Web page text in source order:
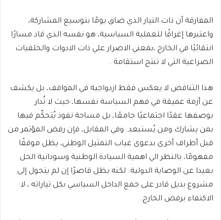
المفارقة أن ذات التيار الذي ضاق يومًا بتوسيع المشاركة،
واعتبرها إغراقًا للعملية السياسية، هو نفسه الذي قاد مسارًا
انتقائيًا في الخارج ،بمعني الاصرار علي ذات الادوات والخلفيات
الصراعية التي لا تنتج استقامة .
هذا التناقض لا يعكس فقط ازدواجية في المواقف، بل يكشف
عن أزمة عميقة في فهم السياسة نفسها، حيث لا تُدار
بوصفها عقدًا اجتماعيًا جامعًا، بل مساحة نفوذ يُتحكّم فيها
بمن يشارك ومن يُستبعد. وفي المقابل، فإن رفض المؤتمر من
قبل أطراف أخرى بدعوى غياب التمثيل الوطني، يظل موقفًا
مفهومًا، بالنظر الي اهمية السيادة الوطنية وسودانية الحل
بعيدا عن الوصاية الدولية. لكنه يظل قاصرًا إن لم يتحول إلى
مشروع بديل قادر على جمع الداخل السياسي بكل تياراته ، لا
الاكتفاء برفض الخارج.